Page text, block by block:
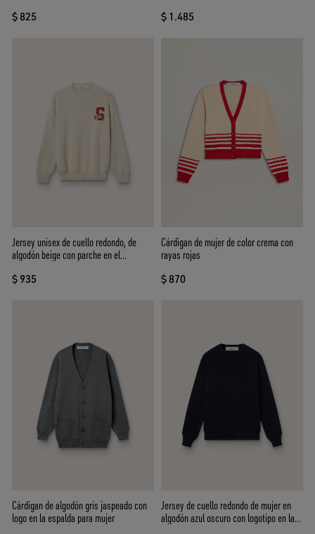
$ 825 $ 1.485
Jersey unisex de cuello redondo, de
algodón beige con parche en el
$ 935
Cárdigan de mujer de color crema con
rayas rojas
$ 870
Cárdigan de algodón gris jaspeado con
logo en la espalda para mujer
Jersey de cuello redondo de mujer en
algodón azul oscuro con logotipo en la